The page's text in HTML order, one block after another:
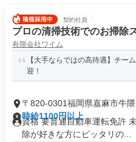
契約社員
プロの清掃技術でのお掃除
有限会社ワイム
【大手ならではの高待遇】チー
迎！
〒820-0301福岡県嘉麻市牛隈
時給1100円以上
資格 要普通自動車運転免許
除が好きな方にピッタリの...